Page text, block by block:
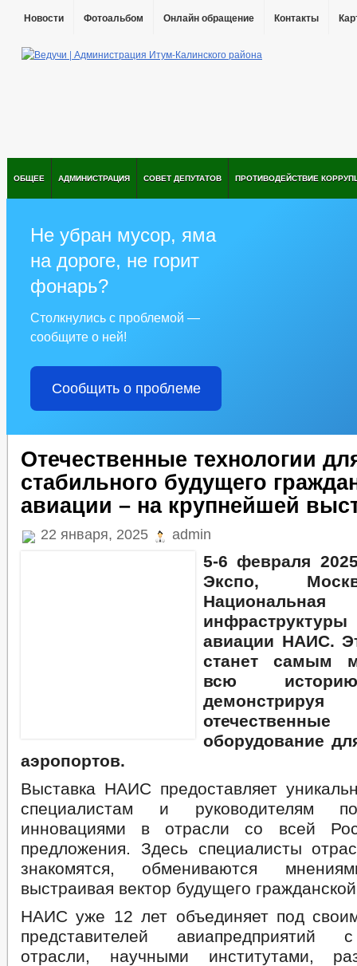
Новости Фотоальбом Онлайн обращение Контакты
ОБЩЕЕ АДМИНИСТРАЦИЯ СОВЕТ ДЕПУТАТОВ ПРОТИВОДЕЙСТВИЕ
Не убран мусор, яма
на дороге, не горит
фонарь?
Столкнулись с проблемой —
сообщите о ней!
Сообщить о проблеме
Отечественные технологии
стабильного будущего
авиации – на крупнейшей
22 января, 2025 admin
5-6 февраля
Экспо,
авиации НАИС.
станет самым
всю
оборудование
аэропортов.
Выставка НАИС предоставляет
специалистам и руководителям
инновациями в отрасли со всей
предложения. Здесь специалисты
знакомятся, обмениваются
выстраивая вектор будущего
НАИС уже 12 лет объединяет под
представителей авиапредприятий
отрасли, научными институтами,